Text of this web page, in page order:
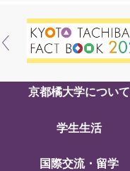
京都橘大学について
学生生活
国際交流・留学